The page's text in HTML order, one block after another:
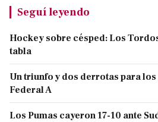
Seguí leyendo
Hockey sobre césped: Los
tabla
Un triunfo y dos derrotas para
Federal A
Los Pumas cayeron 17-10 ante